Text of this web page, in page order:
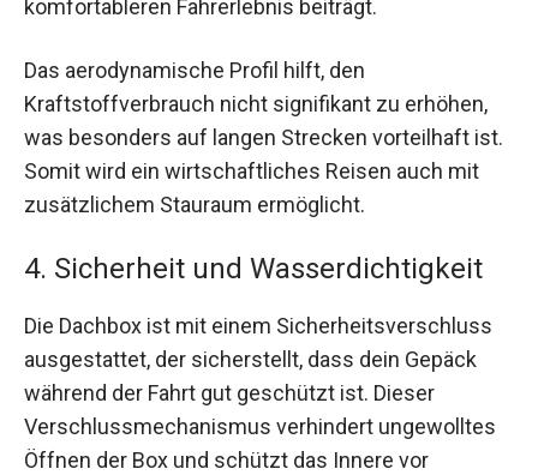
komfortableren Fahrerlebnis beiträgt.
Das aerodynamische Profil hilft, den
Kraftstoffverbrauch nicht signifikant zu erhöhen,
was besonders auf langen Strecken vorteilhaft ist.
Somit wird ein wirtschaftliches Reisen auch mit
zusätzlichem Stauraum ermöglicht.
4. Sicherheit und Wasserdichtigkeit
Die Dachbox ist mit einem Sicherheitsverschluss
ausgestattet, der sicherstellt, dass dein Gepäck
während der Fahrt gut geschützt ist. Dieser
Verschlussmechanismus verhindert ungewolltes
Öffnen der Box und schützt das Innere vor